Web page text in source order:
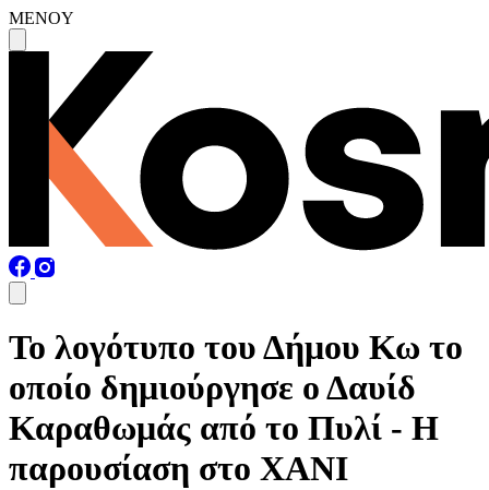
MENOY
Το λογότυπο του Δήμου Κω το
οποίο δημιούργησε ο Δαυίδ
Καραθωμάς από το Πυλί - Η
παρουσίαση στο ΧΑΝΙ